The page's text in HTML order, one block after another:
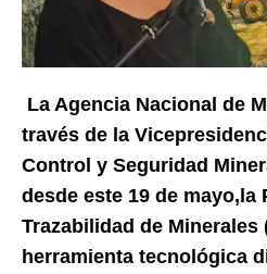
La Agencia Nacional de
través de la
Control y Seguridad
desde este 19 de mayo,la
Trazabilidad de Minerales
herramienta tecnológica